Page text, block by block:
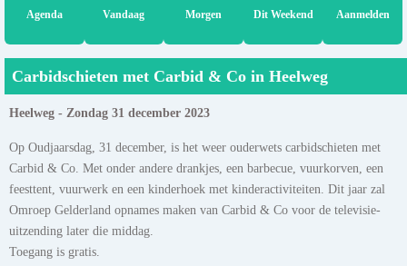
Agenda Vandaag Morgen Dit Weekend Aanmelden
Carbidschieten met Carbid & Co in Heelweg
Heelweg - Zondag 31 december 2023
Op Oudjaarsdag, 31 december, is het weer ouderwets carbidschieten met
Carbid & Co. Met onder andere drankjes, een barbecue, vuurkorven, een
feesttent, vuurwerk en een kinderhoek met kinderactiviteiten. Dit jaar zal
Omroep Gelderland opnames maken van Carbid & Co voor de televisie-
uitzending later die middag.
Toegang is gratis.